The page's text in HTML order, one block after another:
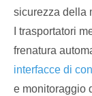
sicurezza della
I trasportatori
frenatura
interfacce di
e monitoraggio